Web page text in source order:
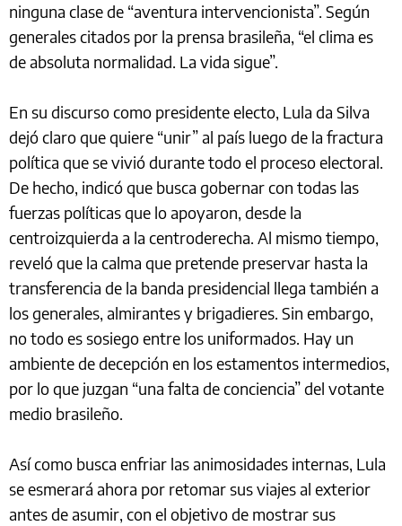
ninguna clase de “aventura intervencionista”. Según
generales citados por la prensa brasileña, “el clima es
de absoluta normalidad. La vida sigue”.
En su discurso como presidente electo, Lula da Silva
dejó claro que quiere “unir” al país luego de la fractura
política que se vivió durante todo el proceso electoral.
De hecho, indicó que busca gobernar con todas las
fuerzas políticas que lo apoyaron, desde la
centroizquierda a la centroderecha. Al mismo tiempo,
reveló que la calma que pretende preservar hasta la
transferencia de la banda presidencial llega también a
los generales, almirantes y brigadieres. Sin embargo,
no todo es sosiego entre los uniformados. Hay un
ambiente de decepción en los estamentos intermedios,
por lo que juzgan “una falta de conciencia” del votante
medio brasileño.
Así como busca enfriar las animosidades internas, Lula
se esmerará ahora por retomar sus viajes al exterior
antes de asumir, con el objetivo de mostrar sus